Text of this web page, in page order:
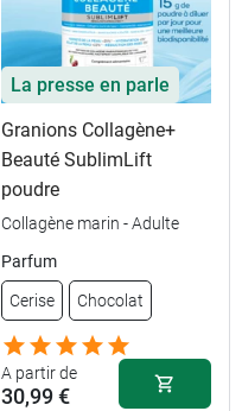
La presse en parle
Granions Collagène+
Beauté SublimLift
poudre
Collagène marin - Adulte
Parfum
Cerise Chocolat
A partir de
30,99 €